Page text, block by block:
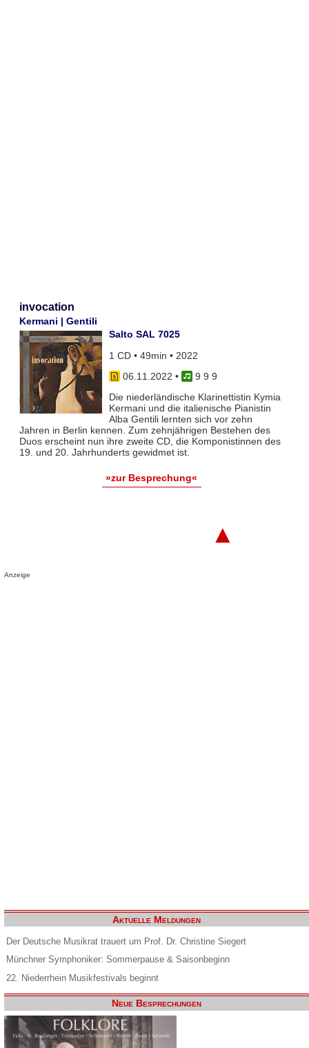
invocation
Kermani | Gentili
Salto SAL 7025
1 CD • 49min • 2022
06.11.2022 •
9 9 9
Die niederländische Klarinettistin Kymia
Kermani und die italienische Pianistin
Alba Gentili lernten sich vor zehn
Jahren in Berlin kennen. Zum zehnjährigen Bestehen des
Duos erscheint nun ihre zweite CD, die Komponistinnen des
19. und 20. Jahrhunderts gewidmet ist.
»zur Besprechung«
▲
Anzeige
Aktuelle Meldungen
Der Deutsche Musikrat trauert um Prof. Dr. Christine Siegert
Münchner Symphoniker: Sommerpause & Saisonbeginn
22. Niederrhein Musikfestivals beginnt
Neue Besprechungen